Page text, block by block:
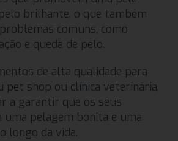
brilhante, o que também
comuns, como
e queda de pelo.
de alta qualidade para
pet shop ou clínica veterinária,
a garantir que os seus
uma pelagem bonita e uma
longo da vida.